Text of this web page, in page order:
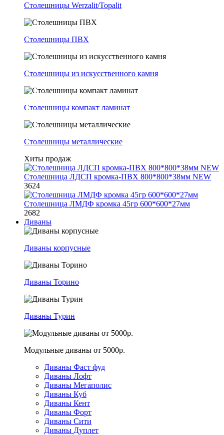
Столешницы Werzalit/Topalit
Столешницы ПВХ
Столешницы из искусственного камня
Столешницы компакт ламинат
Столешницы металлические
Хиты продаж
Столешница ЛДСП кромка-ПВХ 800*800*38мм NEW
3624
Столешница ЛМДФ кромка 45гр 600*600*27мм
2682
Диваны
Диваны корпусные
Диваны Торино
Диваны Турин
Модульные диваны от 5000р.
Диваны Фаст фуд
Диваны Лофт
Диваны Мегаполис
Диваны Куб
Диваны Кент
Диваны Форт
Диваны Сити
Диваны Дуплет